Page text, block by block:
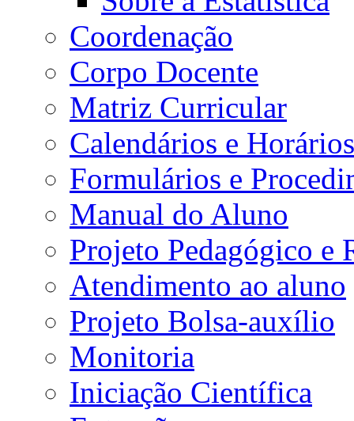
Coordenação
Corpo Docente
Matriz Curricular
Calendários e Horários
Formulários e
Manual do Aluno
Projeto Pedagógico e
Atendimento ao aluno
Projeto Bolsa-auxílio
Monitoria
Iniciação Científica